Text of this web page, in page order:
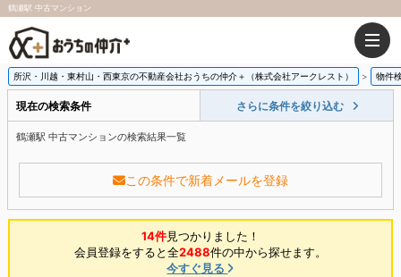
鶴瀬駅 中古マンション
所沢・川越・東村山・西東京の不動産会社おうちの仲介＋（株式会社アークレスト） 物件
現在の検索条件 さらに条件を絞り込む
鶴瀬駅 中古マンションの検索結果一覧
この条件で新着メールを登録
14件見つかりました！
会員登録をすると全2488件の中から探せます。
今すぐ見る